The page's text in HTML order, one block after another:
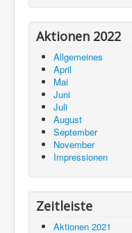
Aktionen 2022
Allgemeines
April
Mai
Juni
Juli
August
September
November
Impressionen
Zeitleiste
Aktionen 2021